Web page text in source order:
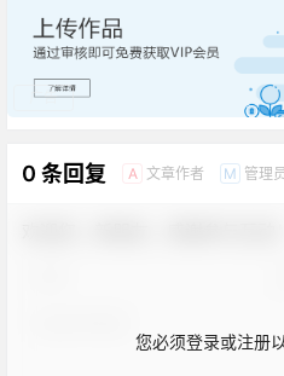
广告
0 条回复 A 文章作者 M 管理员
您必须登录或注册